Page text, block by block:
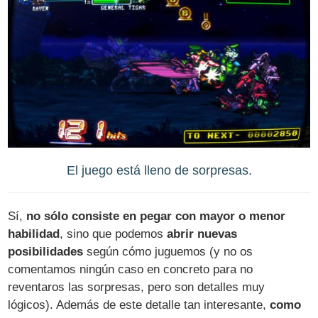
El juego está lleno de sorpresas.
Sí, no sólo consiste en pegar con mayor o menor
habilidad, sino que podemosabrir nuevas
posibilidades según cómo juguemos (y no os
comentamos ningún caso en concreto para no
reventaros las sorpresas, pero son detalles muy
lógicos). Además de este detalle tan interesante,como